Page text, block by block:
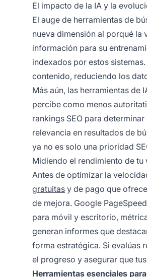
El impacto de la IA y la
El auge de herramientas de
nueva dimensión al porqué
información para su
indexados por estos
contenido, reduciendo los
Más aún, las herramientas
percibe como menos
rankings SEO para
relevancia en resultados de
ya no es solo una prioridad
Midiendo el rendimiento de tu
Antes de optimizar la
gratuitas y de pago que
de mejora. Google
para móvil y escritorio,
generan informes que
forma estratégica. Si evalúas
el progreso y asegurar que
Herramientas esenciales